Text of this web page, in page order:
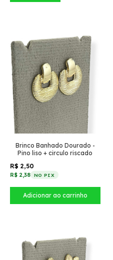
Brinco Banhado Dourado -
Pino liso + circulo riscado
R$ 2,50
R$ 2,38 NO PIX